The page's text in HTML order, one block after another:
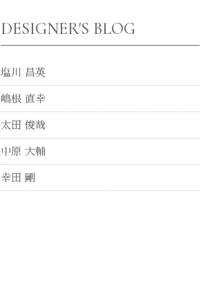
DESIGNER'S BLOG
塩川 昌英
嶋根 直幸
太田 俊哉
中原 大輔
幸田 剛